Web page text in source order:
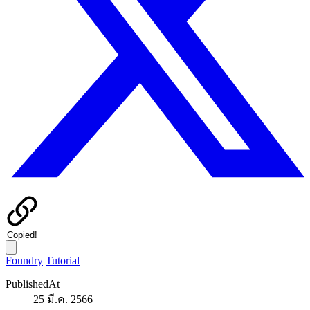
Copied!
Foundry Tutorial
PublishedAt
25 มี.ค. 2566